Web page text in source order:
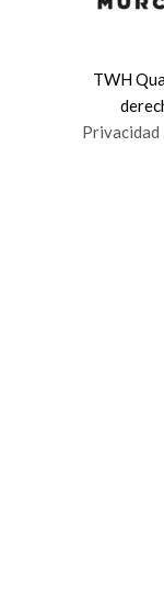
TWH
Privacidad